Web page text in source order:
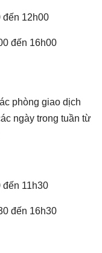
đến 12h00
đến 16h00
phòng giao dịch
ngày trong tuần từ
11h30
đến 16h30